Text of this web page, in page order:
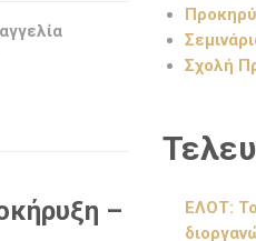
–
Σχολή
ΕΛΟΤ: